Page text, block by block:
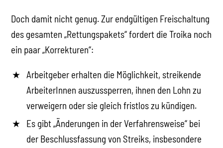
Doch damit nicht genug. Zur endgültigen Freischaltung
des gesamten „Rettungspakets“ fordert die Troika noch
ein paar „Korrekturen“:
Arbeitgeber erhalten die Möglichkeit, streikende
ArbeiterInnen auszussperren, ihnen den Lohn zu
verweigern oder sie gleich fristlos zu kündigen.
Es gibt „Änderungen in der Verfahrensweise“ bei
der Beschlussfassung von Streiks, insbesondere